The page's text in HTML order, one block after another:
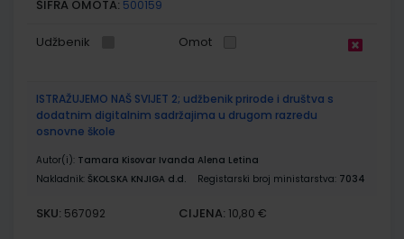
ŠIFRA OMOTA: 500159
Udžbenik Omot
ISTRAŽUJEMO NAŠ SVIJET 2; udžbenik prirode i društva s
dodatnim digitalnim sadržajima u drugom razredu
osnovne škole
Autor(i): Tamara Kisovar Ivanda Alena Letina
Nakladnik: ŠKOLSKA KNJIGA d.d. Registarski broj ministarstva: 7034
SKU: 567092 CIJENA: 10,80 €